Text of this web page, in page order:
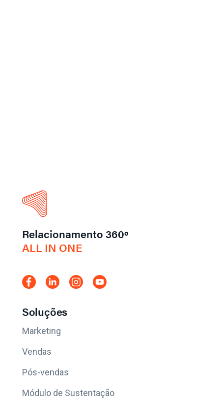
Relacionamento 360º
ALL IN ONE
Soluções
Marketing
Vendas
Pós-vendas
Módulo de Sustentação